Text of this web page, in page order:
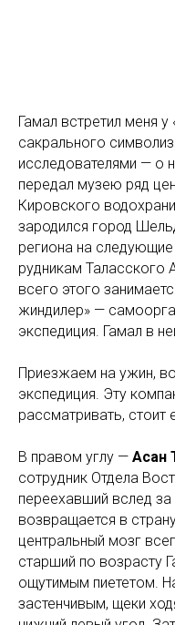
Гамал встретил меня
сакрального
исследователями — о
передал музею ряд
Кировского
зародился город
региона на
рудникам Таласского
всего этого
жиндилер» —
экспедиция. Гамал в
Приезжаем на ужин,
экспедиция. Эту
рассматривать,
В правом углу — Асан
сотрудник Отдела
переехавший вслед
возвращается в
центральный мозг
старший по возрасту
ощутимым пиететом.
застенчивым, щеки